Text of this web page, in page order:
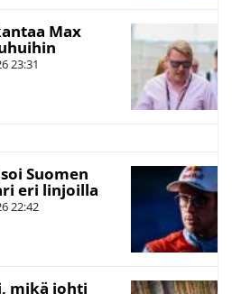
Max
23:31
Suomen
eri linjoilla
22:42
mikä johti